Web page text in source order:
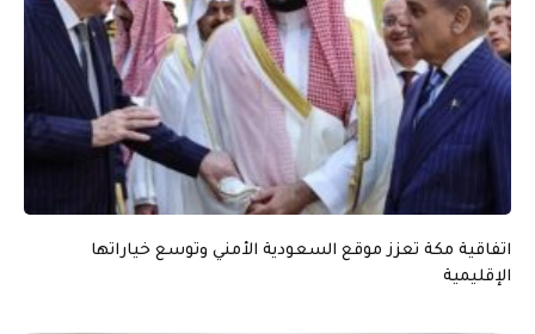
اتفاقية مكة تعزز موقع السعودية الأمني وتوسع خياراتها
الإقليمية